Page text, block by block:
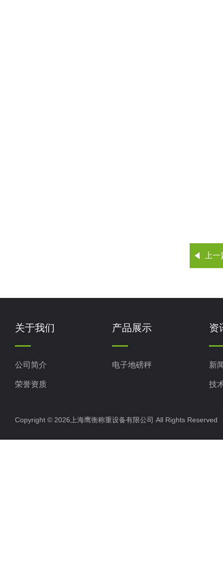
上
关于我们
公司简介
荣誉资质
产品展示
电子地磅秤
资
新
技
Copyright © 2026上海鹰衡称重设备有限公司 All Rights